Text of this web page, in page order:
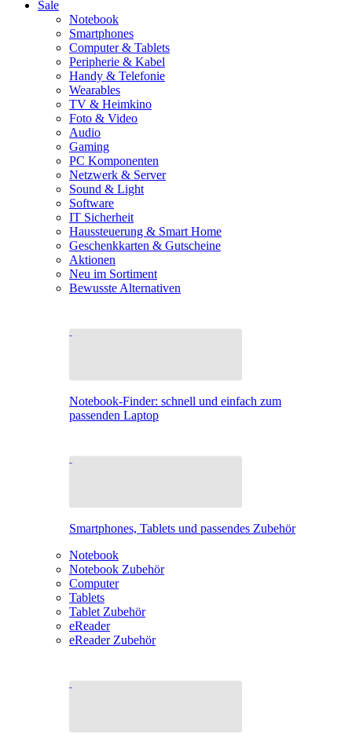
Sale
Notebook
Smartphones
Computer & Tablets
Peripherie & Kabel
Handy & Telefonie
Wearables
TV & Heimkino
Foto & Video
Audio
Gaming
PC Komponenten
Netzwerk & Server
Sound & Light
Software
IT Sicherheit
Haussteuerung & Smart Home
Geschenkkarten & Gutscheine
Aktionen
Neu im Sortiment
Bewusste Alternativen
Notebook-Finder: schnell und einfach zum
passenden Laptop
Smartphones, Tablets und passendes Zubehör
Notebook
Notebook Zubehör
Computer
Tablets
Tablet Zubehör
eReader
eReader Zubehör